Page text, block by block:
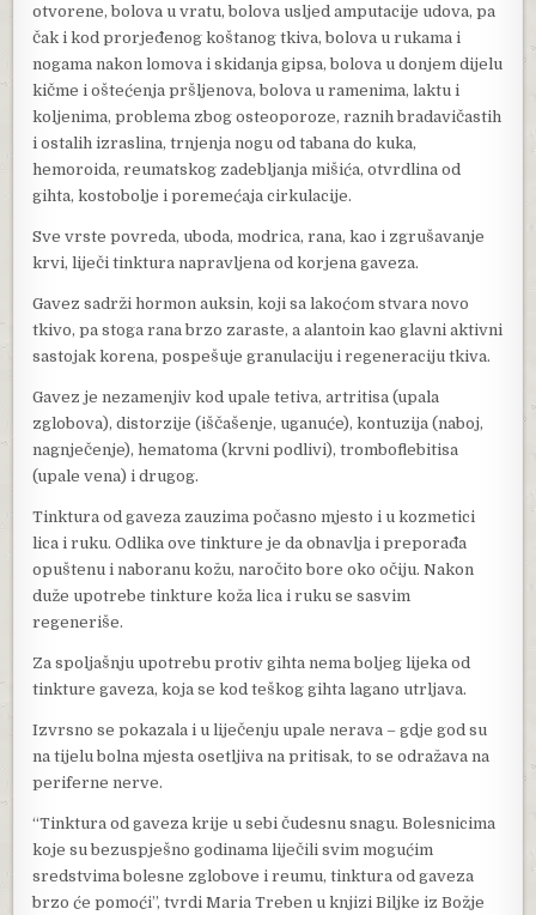
otvorene, bolova u vratu, bolova usljed amputacije udova, pa
čak i kod prorjeđenog koštanog tkiva, bolova u rukama i
nogama nakon lomova i skidanja gipsa, bolova u donjem dijelu
kičme i oštećenja pršljenova, bolova u ramenima, laktu i
koljenima, problema zbog osteoporoze, raznih bradavičastih
i ostalih izraslina, trnjenja nogu od tabana do kuka,
hemoroida, reumatskog zadebljanja mišića, otvrdlina od
gihta, kostobolje i poremećaja cirkulacije.
Sve vrste povreda, uboda, modrica, rana, kao i zgrušavanje
krvi, liječi tinktura napravljena od korjena gaveza.
Gavez sadrži hormon auksin, koji sa lakoćom stvara novo
tkivo, pa stoga rana brzo zaraste, a alantoin kao glavni aktivni
sastojak korena, pospešuje granulaciju i regeneraciju tkiva.
Gavez je nezamenjiv kod upale tetiva, artritisa (upala
zglobova), distorzije (iščašenje, uganuće), kontuzija (naboj,
nagnječenje), hematoma (krvni podlivi), tromboflebitisa
(upale vena) i drugog.
Tinktura od gaveza zauzima počasno mjesto i u kozmetici
lica i ruku. Odlika ove tinkture je da obnavlja i preporađa
opuštenu i naboranu kožu, naročito bore oko očiju. Nakon
duže upotrebe tinkture koža lica i ruku se sasvim
regeneriše.
Za spoljašnju upotrebu protiv gihta nema boljeg lijeka od
tinkture gaveza, koja se kod teškog gihta lagano utrljava.
Izvrsno se pokazala i u liječenju upale nerava – gdje god su
na tijelu bolna mjesta osetljiva na pritisak, to se odražava na
periferne nerve.
“Tinktura od gaveza krije u sebi čudesnu snagu. Bolesnicima
koje su bezuspješno godinama liječili svim mogućim
sredstvima bolesne zglobove i reumu, tinktura od gaveza
brzo će pomoći”, tvrdi Maria Treben u knjizi Biljke iz Božje